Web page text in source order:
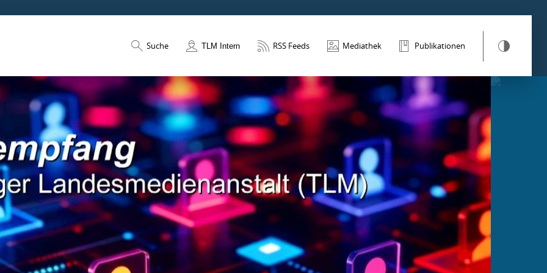
Suche TLM Intern RSS Feeds Mediathek Publikationen